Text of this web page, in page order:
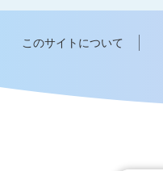
このサイトについて